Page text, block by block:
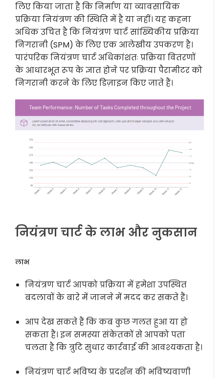
लिए किया जाता है कि निर्माण या व्यावसायिक
प्रक्रिया नियंत्रण की स्थिति में है या नहीं। यह कहना
अधिक उचित है कि नियंत्रण चार्ट सांख्यिकीय प्रक्रिया
निगरानी (SPM) के लिए एक आलेखीय उपकरण है।
पारंपरिक नियंत्रण चार्ट अधिकांशतः प्रक्रिया वितरणों
के आधारभूत रूप के ज्ञात होने पर प्रक्रिया पैरामीटर को
निगरानी करने के लिए डिज़ाइन किए जाते हैं।
नियंत्रण चार्ट के लाभ और नुकसान
लाभ
नियंत्रण चार्ट आपको प्रक्रिया में हमेशा उपस्थित
बदलावों के बारे में जानने में मदद कर सकते हैं।
आप देख सकते हैं कि कब कुछ गलत हुआ या हो
सकता है। इन समस्या संकेतकों से आपको पता
चलता है कि त्रुटि सुधार कार्रवाई की आवश्यकता है।
नियंत्रण चार्ट भविष्य के प्रदर्शन की भविष्यवाणी